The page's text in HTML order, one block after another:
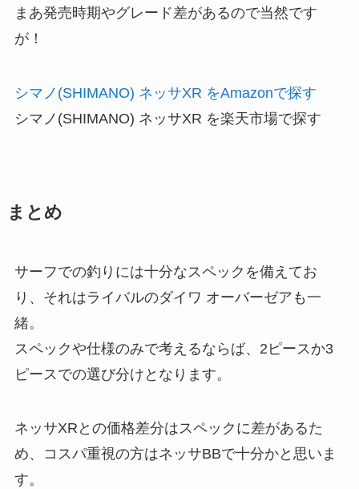
まあ発売時期やグレード差があるので当然です
が！
シマノ(SHIMANO) ネッサXR をAmazonで探す
シマノ(SHIMANO) ネッサXR を楽天市場で探す
まとめ
サーフでの釣りには十分なスペックを備えてお
り、それはライバルのダイワ オーバーゼアも一
緒。
スペックや仕様のみで考えるならば、2ピースか3
ピースでの選び分けとなります。
ネッサXRとの価格差分はスペックに差があるた
め、コスパ重視の方はネッサBBで十分かと思いま
す。